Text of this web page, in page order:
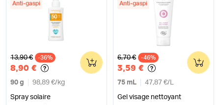
Anti-gaspi
Ancien prix
13,90 € -36%
8,90 €
90 g 98,89 €/ kg
Spray solaire
0
Anti-gaspi
Ancien prix
6,70 € -46%
3,59 €
75 mL 47,87 €/ L
Gel visage nettoyant
0